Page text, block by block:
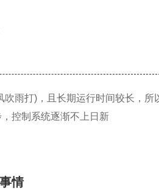
吹雨打)，且长期运行时间较长，
控制系统逐渐不上日新
情